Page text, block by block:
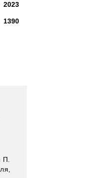
2023
1390
П.